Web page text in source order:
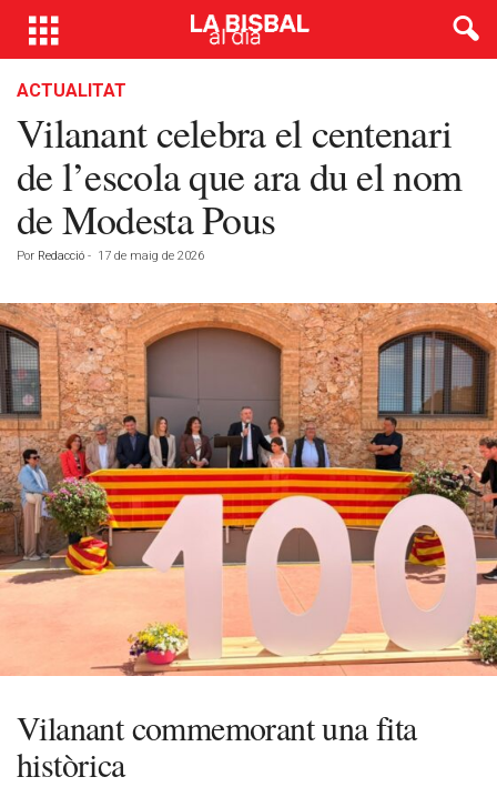
ACTUALITAT
Vilanant celebra el centenari
de l’escola que ara du el nom
de Modesta Pous
Por Redacció - 17 de maig de 2026
Vilanant commemorant una fita
històrica